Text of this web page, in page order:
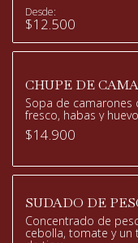
Desde:
$12.500
CHUPE DE
Sopa de camarones
fresco, habas y
$14.900
SUDADO DE
Concentrado de
cebolla, tomate y un